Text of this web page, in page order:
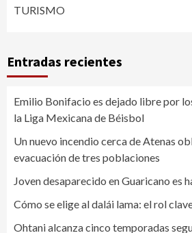
TURISMO
Entradas recientes
Emilio Bonifacio es dejado libre por
la Liga Mexicana de Béisbol
Un nuevo incendio cerca de Atenas
evacuación de tres poblaciones
Joven desaparecido en Guaricano es
Cómo se elige al dalái lama: el rol
Ohtani alcanza cinco temporadas